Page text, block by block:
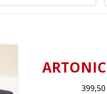
399,50